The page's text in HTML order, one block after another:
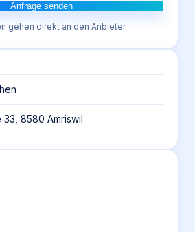
Anfrage senden
gehen direkt an den Anbieter.
33, 8580 Amriswil